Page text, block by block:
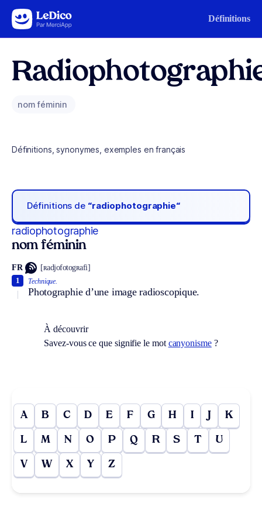
Aller au contenu Définitions
nom féminin
Définitions, synonymes, exemples en français
Définitions de “radiophotographie“
radiophotographie
nom féminin
FR [ʀadjofotogʀafi]
Technique.
Photographie d’une image radioscopique.
1
À découvrir
Savez-vous ce que signifie le mot canyonisme?
A B C D E F G H I J K
L M N O P Q R S T U
V W X Y Z